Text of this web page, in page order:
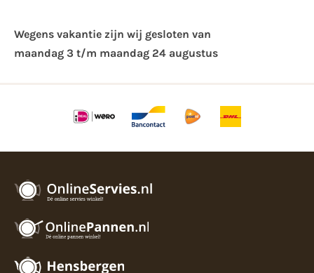
Wegens vakantie zijn wij gesloten van ​
maandag 3 t/m maandag 24 augustus